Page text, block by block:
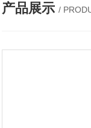
产品展示 /